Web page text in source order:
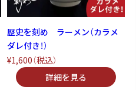
歴史を刻め ラーメン（カラメ
ダレ付き！）
¥1,600（税込）